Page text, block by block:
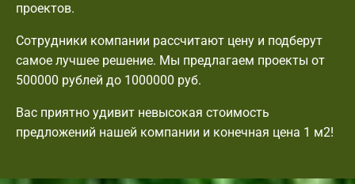
проектов.
Сотрудники компании рассчитают цену и подберут
самое лучшее решение. Мы предлагаем проекты от
500000 рублей до 1000000 руб.
Вас приятно удивит невысокая стоимость
предложений нашей компании и конечная цена 1 м2!